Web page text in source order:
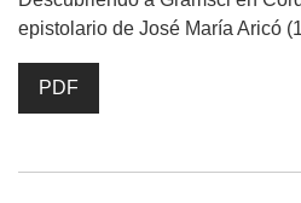
epistolario de José María Aricó
PDF